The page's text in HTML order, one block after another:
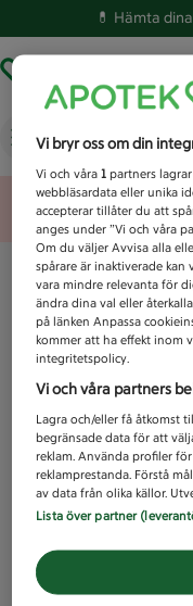
💊 Hämta
Vad letar du
Vi bryr oss om din
Vi och våra1 partners
webbläsardata eller unika
accepterar tillåter du att
anges under ”Vi och våra
Om du väljer Avvisa alla
spårare är inaktiverade kan
vara mindre relevanta för
ändra dina val eller
på länken Anpassa
kommer att ha effekt inom
integritetspolicy.
Vi och våra partners
Lagra och/eller få åtkomst
begränsade data för att
reklam. Använda profiler
reklamprestanda. Förstå
av data från olika källor.
Lista över partner